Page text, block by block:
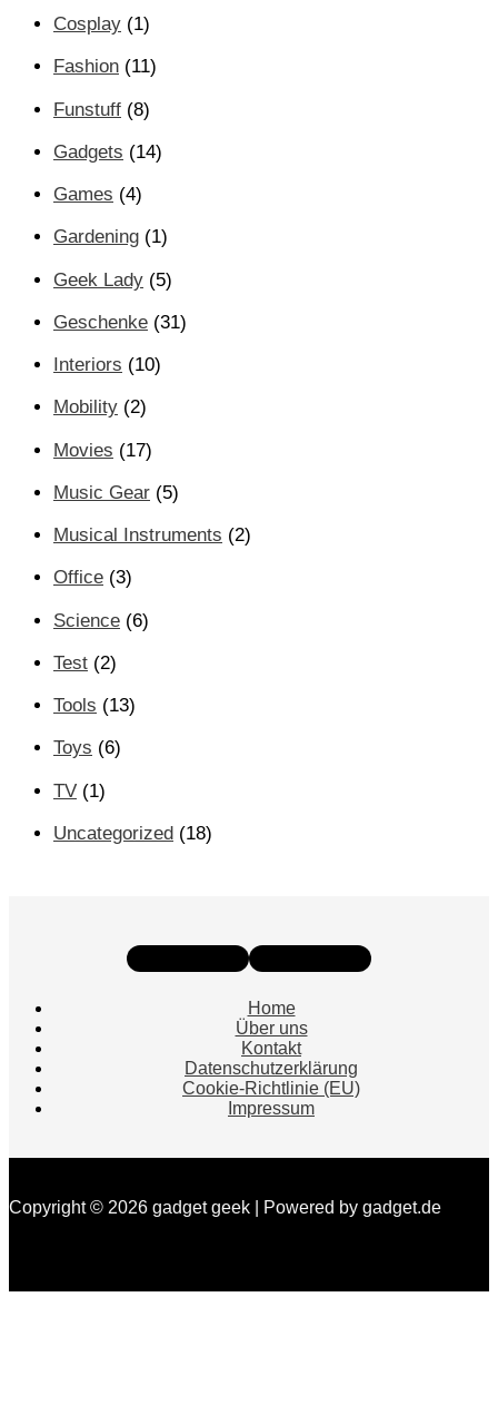
Cosplay (1)
Fashion (11)
Funstuff (8)
Gadgets (14)
Games (4)
Gardening (1)
Geek Lady (5)
Geschenke (31)
Interiors (10)
Mobility (2)
Movies (17)
Music Gear (5)
Musical Instruments (2)
Office (3)
Science (6)
Test (2)
Tools (13)
Toys (6)
TV (1)
Uncategorized (18)
Home
Über uns
Kontakt
Datenschutzerklärung
Cookie-Richtlinie (EU)
Impressum
Copyright © 2026 gadget geek | Powered by gadget.de